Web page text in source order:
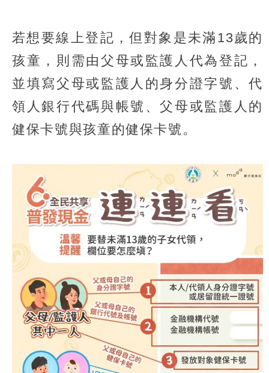
若想要線上登記，但對象是未滿13歲的
孩童，則需由父母或監護人代為登記，
並填寫父母或監護人的身分證字號、代
領人銀行代碼與帳號、父母或監護人的
健保卡號與孩童的健保卡號。